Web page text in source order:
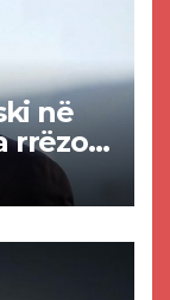
në
rrëzon